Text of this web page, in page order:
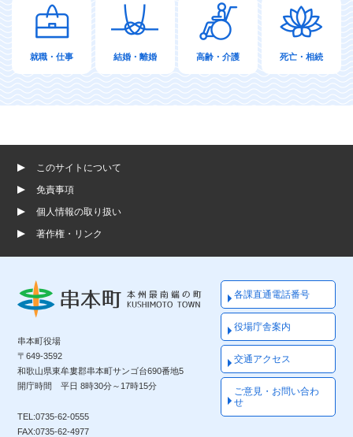
就職・仕事 結婚・離婚 高齢・介護 死亡・相続
このサイトについて
免責事項
個人情報の取り扱い
著作権・リンク
串本町役場
〒649-3592
和歌山県東牟婁郡串本町サンゴ台690番地5
開庁時間 平日 8時30分～17時15分
TEL:0735-62-0555
FAX:0735-62-4977
各課直通電話番号
役場庁舎案内
交通アクセス
ご意見・お問い合わ
せ